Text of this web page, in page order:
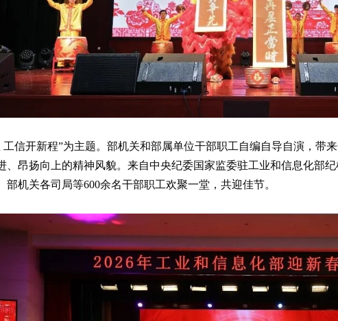
工信开新程”为主题。部机关和部属单位干部职工自编自导自演，带
、昂扬向上的精神风貌。来自中央纪委国家监委驻工业和信息化部
机关各司局等600余名干部职工欢聚一堂，共迎佳节。